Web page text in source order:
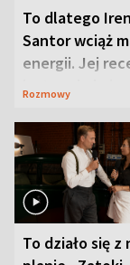
To dlatego
Santor wciąż
energii. Jej
jest zaskakująco
Rozmowy
To działo się z